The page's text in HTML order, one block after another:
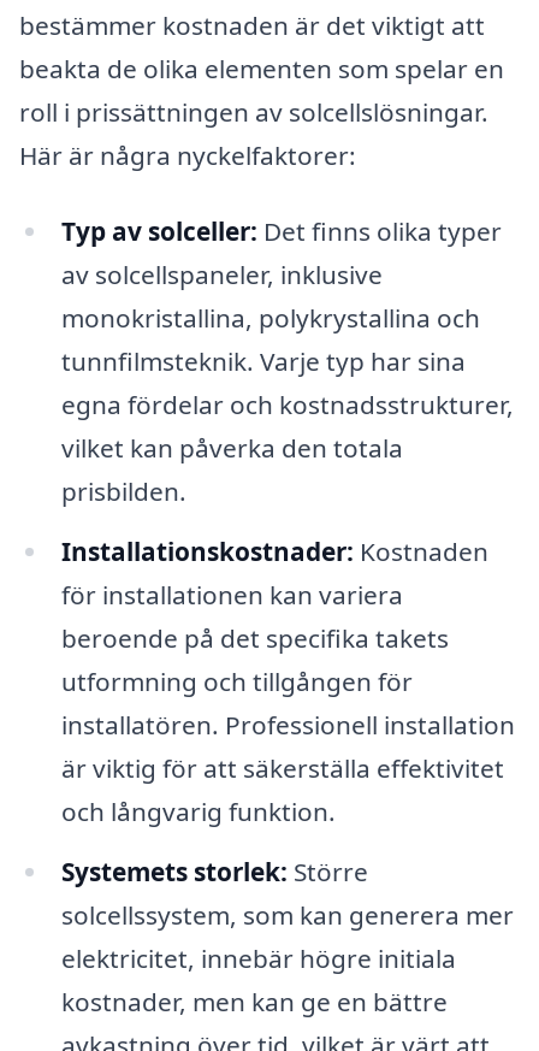
bestämmer kostnaden är det viktigt att
beakta de olika elementen som spelar en
roll i prissättningen av solcellslösningar.
Här är några nyckelfaktorer:
Typ av solceller: Det finns olika typer
av solcellspaneler, inklusive
monokristallina, polykrystallina och
tunnfilmsteknik. Varje typ har sina
egna fördelar och kostnadsstrukturer,
vilket kan påverka den totala
prisbilden.
Installationskostnader: Kostnaden
för installationen kan variera
beroende på det specifika takets
utformning och tillgången för
installatören. Professionell installation
är viktig för att säkerställa effektivitet
och långvarig funktion.
Systemets storlek: Större
solcellssystem, som kan generera mer
elektricitet, innebär högre initiala
kostnader, men kan ge en bättre